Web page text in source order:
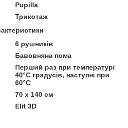
Pupilla
Трикотаж
6 рушників
Бавовняна пома
Перший раз при температурі
40°С градусів, наступні при
60°С
70 х 140 см
Elit 3D